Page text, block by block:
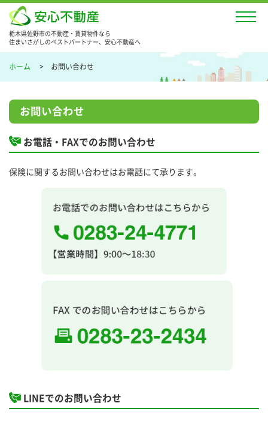
栃木県佐野市の不動産・賃貸物件なら
住まいさがしのベストパートナー、安心不動産へ
ホーム お問い合わせ
お問い合わせ
お電話・FAXでのお問い合わせ
保険に関するお問い合わせはお電話にて承ります。
LINEでのお問い合わせ